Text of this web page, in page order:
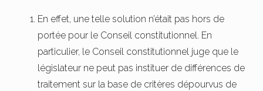
En effet, une telle solution n’était pas hors de
portée pour le Conseil constitutionnel. En
particulier, le Conseil constitutionnel juge que le
législateur ne peut pas instituer de différences de
traitement sur la base de critères dépourvus de